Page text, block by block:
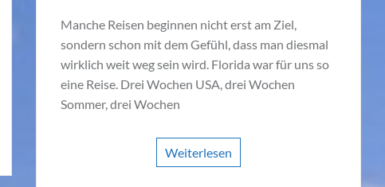
Manche Reisen beginnen nicht erst am Ziel,
sondern schon mit dem Gefühl, dass man diesmal
wirklich weit weg sein wird. Florida war für uns so
eine Reise. Drei Wochen USA, drei Wochen
Sommer, drei Wochen
Weiterlesen